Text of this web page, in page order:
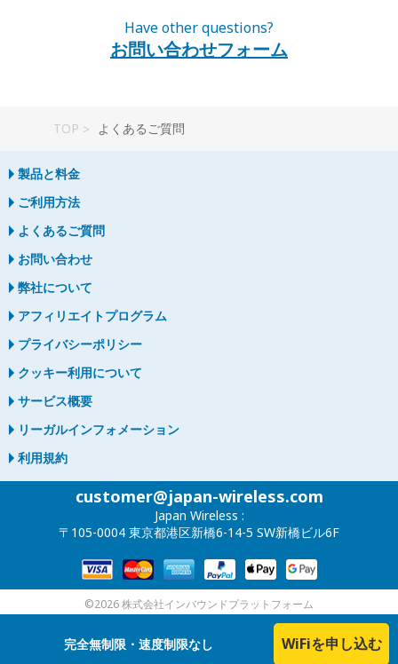
安心パックにご加入して頂く事をお勧めしています。
ご加入して頂くと万が一紛失してしまった場合でも、最大
プレミアムプラン加入時：全商品100％が補償可能。ま
た、*再送に掛かる費用を1回限り無料です。
となります。
モバイルWi-Fiの使用可能エリアを教えて
ください。
こちらをご覧ください。
https://www.softbank.jp
モバイルWi-Fiの受け取り時に説明書も付
いてきますか？
もちろん説明書を同封致します。インターネットへの接
問題等ございましたら、お気軽にお問い合わせ下さい。
(お問い合わせ先: customer@japan-wireless.com)
モバイルWi-Fiと共にどのような商品が同
封されていますか？
モバイルWi-Fi端末の他に、アダプター・USBケーブル・
お使いの端末がSIMフリーの端末であれば、ほぼ全ての端
アクチベーションの必要はありますか？
弊社でアクチベーションの処理をしてからお客様にお届け
するので、お客様にやって頂く事はAPN設定のみとなりま
す。
定額SIMカードを利用中なのですが、デ
ータ残量を教えて頂く事は可能でしょう
か？
申し訳ございません。弊社では通信量をお調べすることは
出来兼ねます。通信量をチェックするアプリで、データの
使用状況がご覧頂けますのでご利用ください。
下さい。customer@japan-wireless.com
空港内の郵便局に発送致しますので、郵便局にて身分証明
書とメールにて送付致します追跡番号を提示してくださ
この場合でも空港で受取ることは可能で
しょうか？
こちらのリンクにて空港内の郵便局の営業時間をご確認く
http://japan-wireless.com/ja/content/rental-steps
空港内郵便局の営業終了時間の2時間前以降にご到着予定
のお客様にはご滞在先での受取を強くお勧め致しておりま
す。
いつまでに返却すればよいでしょうか？
レンタル期間終了日の翌日正午までにポストに投函される
返却が遅れた場合は延滞料を頂く可能性がありまので、そ
のお時間までに必ずご投函ください。 延長をご希望の場
合は予め customer@japan-wireless.com までメール
にてご連絡ください。
日本全国どこからでも返却できるのです
か？
返却用の日本郵便の封筒を同封致しますので日本のどの郵
モバイルWi-Fiを受け取りました。どう接
続すれば良いですか？
でご連絡ください。
Troubleshoot for device FS030W
Troubleshoot for device 501HW
お気づき次第、すぐにご連絡ください。再送費・賠償費
（もしくはデポジット）のお支払いの確認後、代替機をお
送りすることも可能です。
フライトの遅延の影響で荷物が受け取れ
か？
お手数ですが、すぐにcustomer@japan-wireless.com ま
でメールかお電話にてご連絡ください。新しいお荷物を再
頂きますので、ご了承ください。またこの先3日間分のご
滞在先のホテル名やご住所をお教えください。再送先の情
報と再送料金のお支払いのご確認が完了しましたら、お荷
物を発送させて頂きます。
before passing the airport security
gate. What should I do?
beyond security checkpoints. Please send the device
back from your country using EMS, FedEx, DHL, or
another expedited service to:
Our office address: Japan Wireless Delivery Center (Put
Building, 6-14-5 Shimbashi, Minato-ku, Tokyo 105-0004
I lost my return envelope. How do I
ネットへの接続はできますか？
or promotions?
Yes, we offer promotions during different seasons. You
can also find our coupons on various websites such as
Wethrift
Can I use the portable mobile WiFi
router outside of Japan?
Do I get a refund for unused days?
Yes, if you return the portable pocket WiFi before
designated date, we will refund the remaining days.
How do I cancel and get a refund?
Please cancel via the contact form as soon as possible.
We will send a refund to your credit account via Paypal
or Stripe (Payment gateway) within 10 days.
Have other questions?
お問い合わせフォーム
TOP よくあるご質問
製品と料金
ご利用方法
よくあるご質問
お問い合わせ
弊社について
アフィリエイトプログラム
プライバシーポリシー
クッキー利用について
サービス概要
リーガルインフォメーション
利用規約
customer@japan-wireless.com
Japan Wireless :
〒105-0004 東京都港区新橋6-14-5 SW新橋ビル6F
©2026 株式会社インバウンドプラットフォーム
完全無制限・速度制限なし WiFiを申し込む